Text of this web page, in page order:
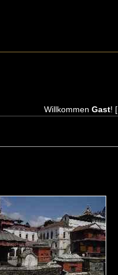
Willkommen Gast! [